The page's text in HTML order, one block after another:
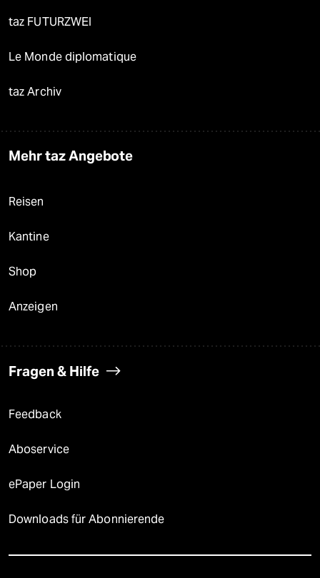
taz FUTURZWEI
Le Monde diplomatique
taz Archiv
Mehr taz Angebote
Reisen
Kantine
Shop
Anzeigen
Fragen & Hilfe
Feedback
Aboservice
ePaper Login
Downloads für Abonnierende